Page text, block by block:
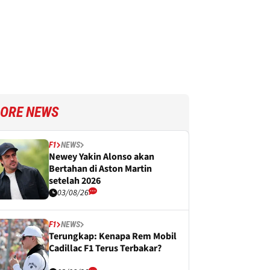
NEWS
F1 NEWS
Newey Yakin Alonso akan
Bertahan di Aston Martin
setelah 2026
03/08/26
F1 NEWS
Terungkap: Kenapa Rem Mobil
Cadillac F1 Terus Terbakar?